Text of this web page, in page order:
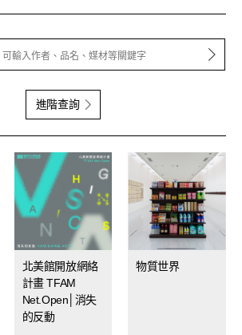
查詢
進階查詢
北美館開放網絡
計畫 TFAM
Net.Open│消失
的反動
物質世界